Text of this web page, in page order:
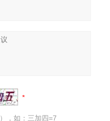
，如：三加四=7